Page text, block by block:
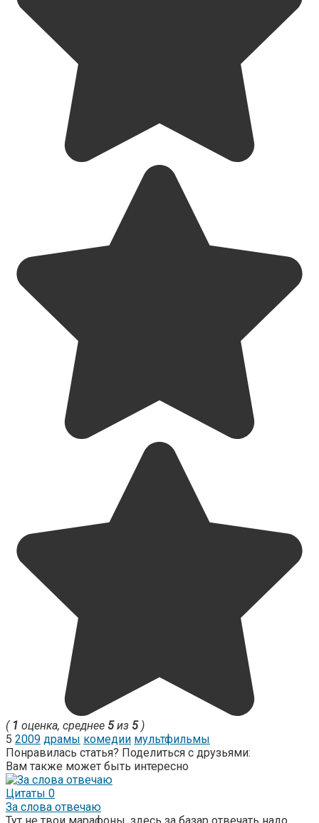
( 1 оценка, среднее 5из 5)
5 2009 драмы комедии мультфильмы
Понравилась статья? Поделиться с друзьями:
Вам также может быть интересно
Цитаты 0
За слова отвечаю